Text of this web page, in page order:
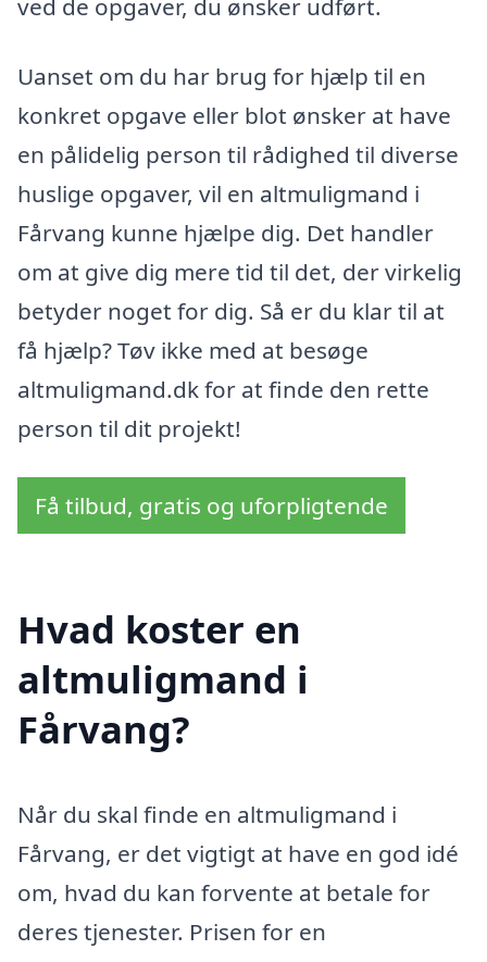
ved de opgaver, du ønsker udført.
Uanset om du har brug for hjælp til en
konkret opgave eller blot ønsker at have
en pålidelig person til rådighed til diverse
huslige opgaver, vil en altmuligmand i
Fårvang kunne hjælpe dig. Det handler
om at give dig mere tid til det, der virkelig
betyder noget for dig. Så er du klar til at
få hjælp? Tøv ikke med at besøge
altmuligmand.dk for at finde den rette
person til dit projekt!
Få tilbud, gratis og uforpligtende
Hvad koster en
altmuligmand i
Fårvang?
Når du skal finde en altmuligmand i
Fårvang, er det vigtigt at have en god idé
om, hvad du kan forvente at betale for
deres tjenester. Prisen for en